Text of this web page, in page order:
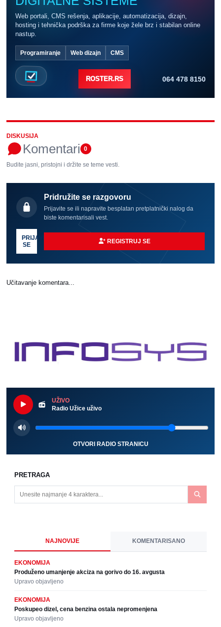
Web portali, CMS rešenja, aplikacije, automatizacija, dizajn,
hosting i tehnička podrška za firme koje žele brz i stabilan online
nastup.
Programiranje Web dizajn CMS
ROSTER.RS 064 478 8150
DISKUSIJA
Komentari 0
Budite jasni, pristojni i držite se teme vesti.
Pridružite se razgovoru
Prijavite se ili napravite besplatan pretplatnički nalog da
biste komentarisali vest.
PRIJAVI
SE
REGISTRUJ SE
Učitavanje komentara...
UŽIVO
Radio Užice uživo
OTVORI RADIO STRANICU
PRETRAGA
NAJNOVIJE KOMENTARISANO
EKONOMIJA
Produženo umanjenje akciza na gorivo do 16. avgusta
Upravo objavljeno
EKONOMIJA
Poskupeo dizel, cena benzina ostala nepromenjena
Upravo objavljeno